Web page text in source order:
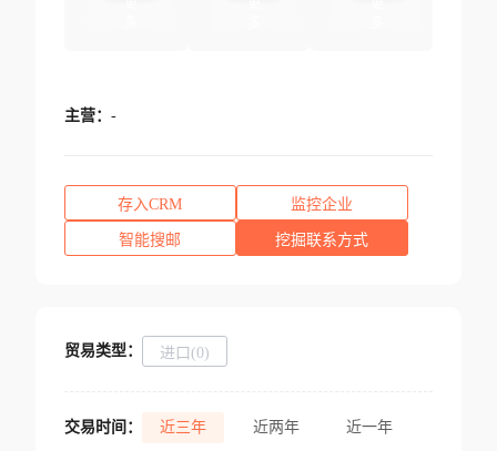
主营： -
存入CRM 监控企业
智能搜邮 挖掘联系方式
贸易类型： 进口(0)
交易时间： 近三年 近两年 近一年